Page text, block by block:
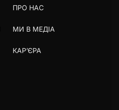
ПРО НАС
МИ В МЕДІА
КАР’ЄРА